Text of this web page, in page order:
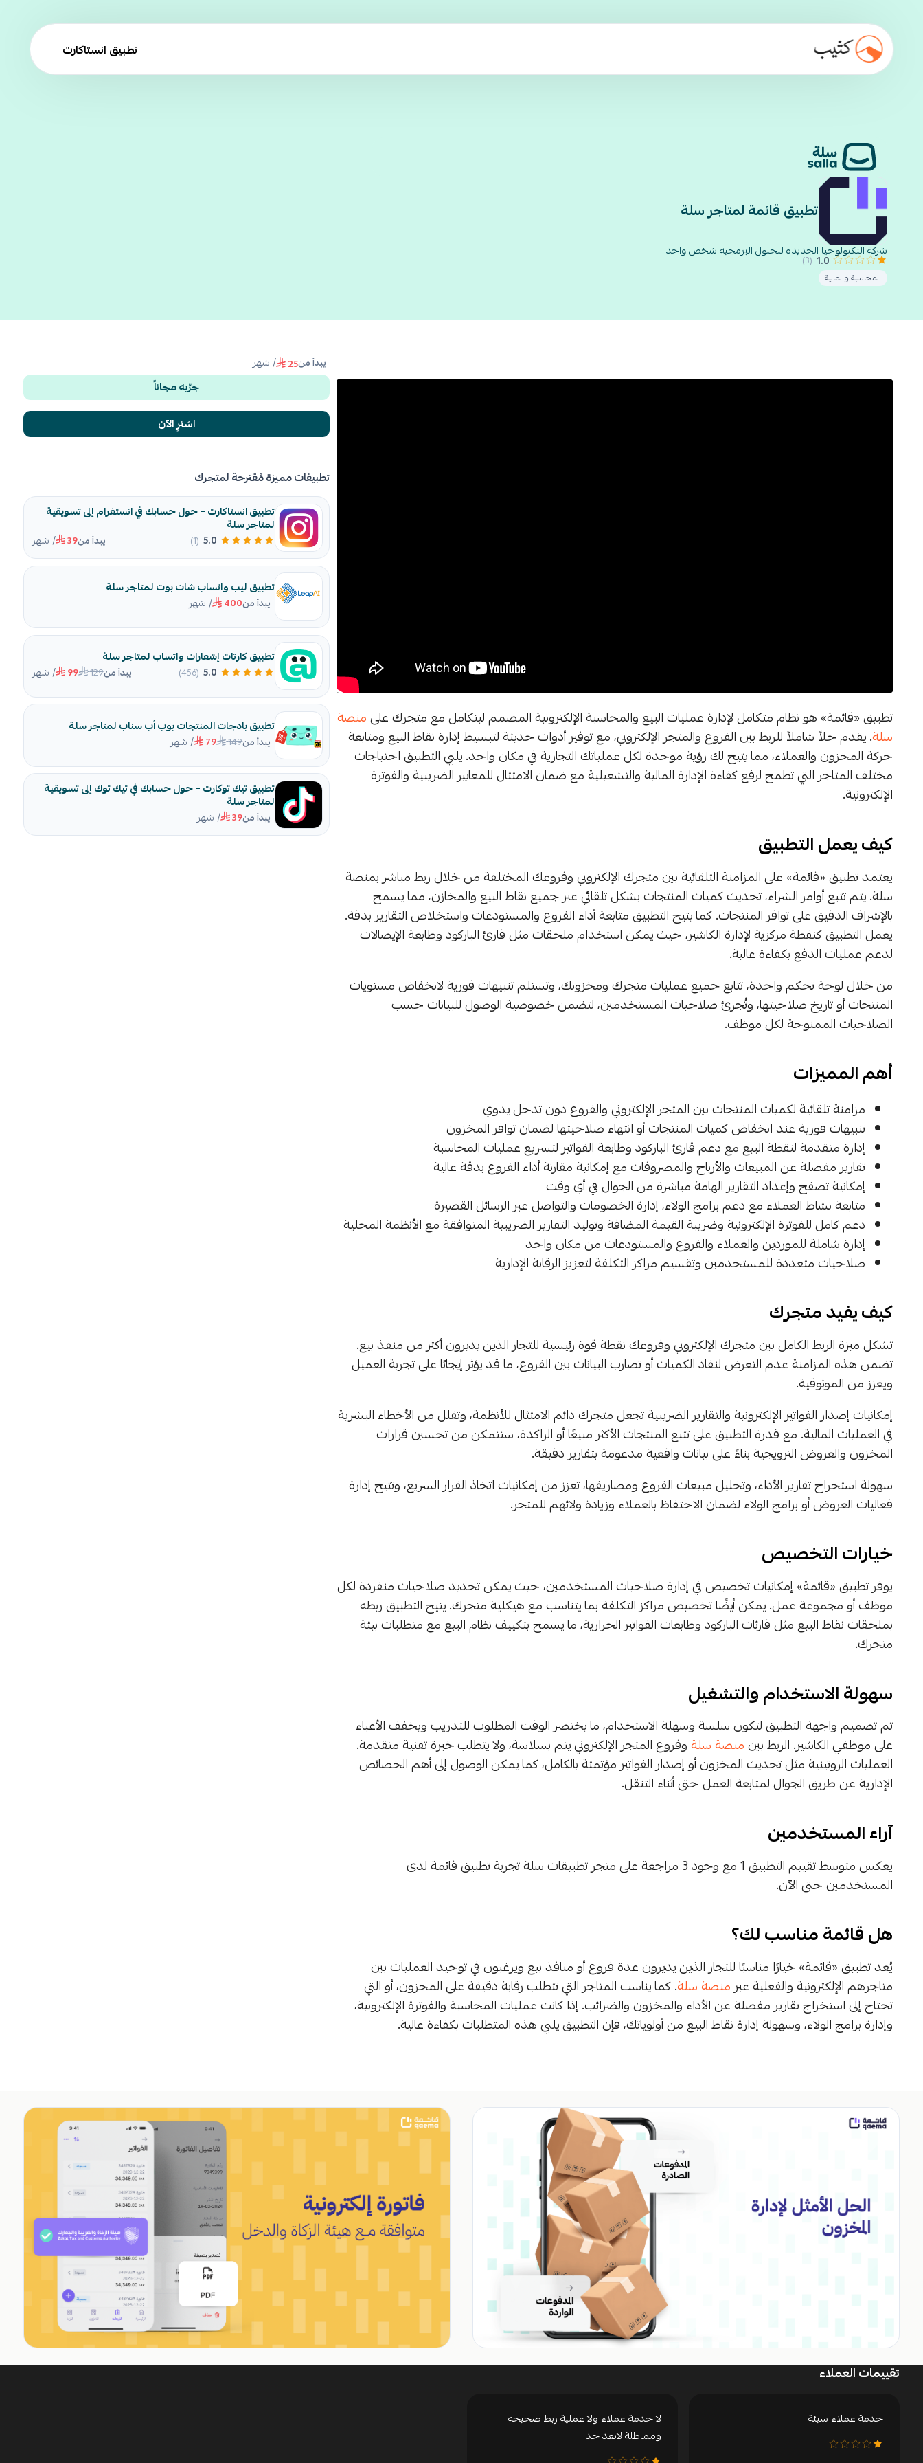
تطبيق انستاكارت
تطبيق قائمة لمتاجر سلة
شركة التكنولوجيا الجديده للحلول البرمجيه شخص واحد
1.0
(3)
المحاسبة والمالية
يبدأ من25 / شهر
جرّبه مجاناً
اشترِ الآن
تطبيقات مميزة مُقترحة لمتجرك
تطبيق انستاكارت – حول حسابك في انستغرام إلى تسويقية
لمتاجر سلة
5.0
(1) يبدأ من39 / شهر
تطبيق ليب واتساب شات بوت لمتاجر سلة
يبدأ من400 / شهر
تطبيق كارتات إشعارات واتساب لمتاجر سلة
5.0
(456) يبدأ من129
99 / شهر
تطبيق بادجات المنتجات بوب أب سناب لمتاجر سلة
يبدأ من149
79 / شهر
تطبيق تيك توكارت – حول حسابك في تيك توك إلى تسويقية
لمتاجر سلة
يبدأ من39 / شهر
تطبيق «قائمة» هو نظام متكامل لإدارة عمليات البيع والمحاسبة الإلكترونية المصمم ليتكامل مع متجرك علىمنصة
سلة. يقدم حلاً شاملاً للربط بين الفروع والمتجر الإلكتروني، مع توفير أدوات حديثة لتبسيط إدارة نقاط البيع ومتابعة
حركة المخزون والعملاء، مما يتيح لك رؤية موحدة لكل عملياتك التجارية في مكان واحد. يلبي التطبيق احتياجات
مختلف المتاجر التي تطمح لرفع كفاءة الإدارة المالية والتشغيلية مع ضمان الامتثال للمعايير الضريبية والفوترة
الإلكترونية.
كيف يعمل التطبيق
يعتمد تطبيق «قائمة» على المزامنة التلقائية بين متجرك الإلكتروني وفروعك المختلفة من خلال ربط مباشر بمنصة
سلة. يتم تتبع أوامر الشراء، تحديث كميات المنتجات بشكل تلقائي عبر جميع نقاط البيع والمخازن، مما يسمح
بالإشراف الدقيق على توافر المنتجات. كما يتيح التطبيق متابعة أداء الفروع والمستودعات واستخلاص التقارير بدقة.
يعمل التطبيق كنقطة مركزية لإدارة الكاشير، حيث يمكن استخدام ملحقات مثل قارئ الباركود وطابعة الإيصالات
لدعم عمليات الدفع بكفاءة عالية.
من خلال لوحة تحكم واحدة، تتابع جميع عمليات متجرك ومخزونك، وتستلم تنبيهات فورية لانخفاض مستويات
المنتجات أو تاريخ صلاحيتها، وتُجزئ صلاحيات المستخدمين، لتضمن خصوصية الوصول للبيانات حسب
الصلاحيات الممنوحة لكل موظف.
أهم المميزات
مزامنة تلقائية لكميات المنتجات بين المتجر الإلكتروني والفروع دون تدخل يدوي
تنبيهات فورية عند انخفاض كميات المنتجات أو انتهاء صلاحيتها لضمان توافر المخزون
إدارة متقدمة لنقطة البيع مع دعم قارئ الباركود وطابعة الفواتير لتسريع عمليات المحاسبة
تقارير مفصلة عن المبيعات والأرباح والمصروفات مع إمكانية مقارنة أداء الفروع بدقة عالية
إمكانية تصفح وإعداد التقارير الهامة مباشرة من الجوال في أي وقت
متابعة نشاط العملاء مع دعم برامج الولاء، إدارة الخصومات والتواصل عبر الرسائل القصيرة
دعم كامل للفوترة الإلكترونية وضريبة القيمة المضافة وتوليد التقارير الضريبية المتوافقة مع الأنظمة المحلية
إدارة شاملة للموردين والعملاء والفروع والمستودعات من مكان واحد
صلاحيات متعددة للمستخدمين وتقسيم مراكز التكلفة لتعزيز الرقابة الإدارية
كيف يفيد متجرك
تشكل ميزة الربط الكامل بين متجرك الإلكتروني وفروعك نقطة قوة رئيسية للتجار الذين يديرون أكثر من منفذ بيع.
تضمن هذه المزامنة عدم التعرض لنفاد الكميات أو تضارب البيانات بين الفروع، ما قد يؤثر إيجابًا على تجربة العميل
ويعزز من الموثوقية.
إمكانيات إصدار الفواتير الإلكترونية والتقارير الضريبية تجعل متجرك دائم الامتثال للأنظمة، وتقلل من الأخطاء البشرية
في العمليات المالية. مع قدرة التطبيق على تتبع المنتجات الأكثر مبيعًا أو الراكدة، ستتمكن من تحسين قرارات
المخزون والعروض الترويجية بناءً على بيانات واقعية مدعومة بتقارير دقيقة.
سهولة استخراج تقارير الأداء، وتحليل مبيعات الفروع ومصاريفها، تعزز من إمكانيات اتخاذ القرار السريع، وتتيح إدارة
فعاليات العروض أو برامج الولاء لضمان الاحتفاظ بالعملاء وزيادة ولائهم للمتجر.
خيارات التخصيص
يوفر تطبيق «قائمة» إمكانيات تخصيص في إدارة صلاحيات المستخدمين، حيث يمكن تحديد صلاحيات منفردة لكل
موظف أو مجموعة عمل. يمكن أيضًا تخصيص مراكز التكلفة بما يتناسب مع هيكلية متجرك. يتيح التطبيق ربطه
بملحقات نقاط البيع مثل قارئات الباركود وطابعات الفواتير الحرارية، ما يسمح بتكييف نظام البيع مع متطلبات بيئة
متجرك.
سهولة الاستخدام والتشغيل
تم تصميم واجهة التطبيق لتكون سلسة وسهلة الاستخدام، ما يختصر الوقت المطلوب للتدريب ويخفف الأعباء
على موظفي الكاشير. الربط بينمنصة سلةوفروع المتجر الإلكتروني يتم بسلاسة، ولا يتطلب خبرة تقنية متقدمة.
العمليات الروتينية مثل تحديث المخزون أو إصدار الفواتير مؤتمتة بالكامل، كما يمكن الوصول إلى أهم الخصائص
الإدارية عن طريق الجوال لمتابعة العمل حتى أثناء التنقل.
آراء المستخدمين
يعكس متوسط تقييم التطبيق 1 مع وجود 3 مراجعة على متجر تطبيقات سلة تجربة تطبيق قائمة لدى
المستخدمين حتى الآن.
هل قائمة مناسب لك؟
يُعد تطبيق «قائمة» خيارًا مناسبًا للتجار الذين يديرون عدة فروع أو منافذ بيع ويرغبون في توحيد العمليات بين
متاجرهم الإلكترونية والفعلية عبرمنصة سلة. كما يناسب المتاجر التي تتطلب رقابة دقيقة على المخزون، أو التي
تحتاج إلى استخراج تقارير مفصلة عن الأداء والمخزون والضرائب. إذا كانت عمليات المحاسبة والفوترة الإلكترونية،
وإدارة برامج الولاء، وسهولة إدارة نقاط البيع من أولوياتك، فإن التطبيق يلبي هذه المتطلبات بكفاءة عالية.
تقييمات العملاء
خدمة عملاء سيئة
لا خدمة عملاء ولا عملية ربط صحيحه
ومماطلة لابعد حد